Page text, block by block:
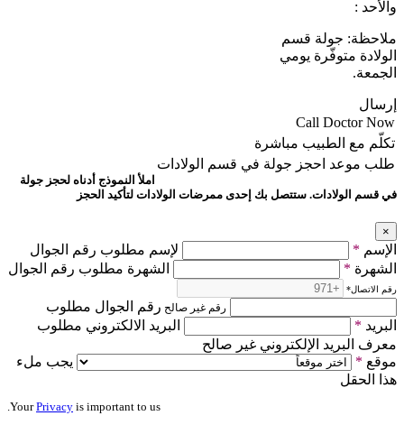
والأحد :
ملاحظة: جولة قسم
الولادة متوفّرة يومي
الجمعة.
إرسال
Call Doctor Now
تكلّم مع الطبيب مباشرة
طلب موعد احجز جولة في قسم الولادات
املأ النموذج أدناه لحجز جولة
في قسم الولادات. ستتصل بك إحدى ممرضات الولادات لتأكيد الحجز
×
الإسم *
لإسم مطلوب رقم الجوال
الشهرة * الشهرة مطلوب رقم الجوال
رقم الاتصال*
رقم غير صالح رقم الجوال مطلوب
البريد *
البريد الالكتروني مطلوب
معرف البريد الإلكتروني غير صالح
موقع *
يجب ملء
هذا الحقل
YourPrivacy is important to us.